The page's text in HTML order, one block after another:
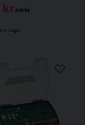
349 kr
kr
i lager